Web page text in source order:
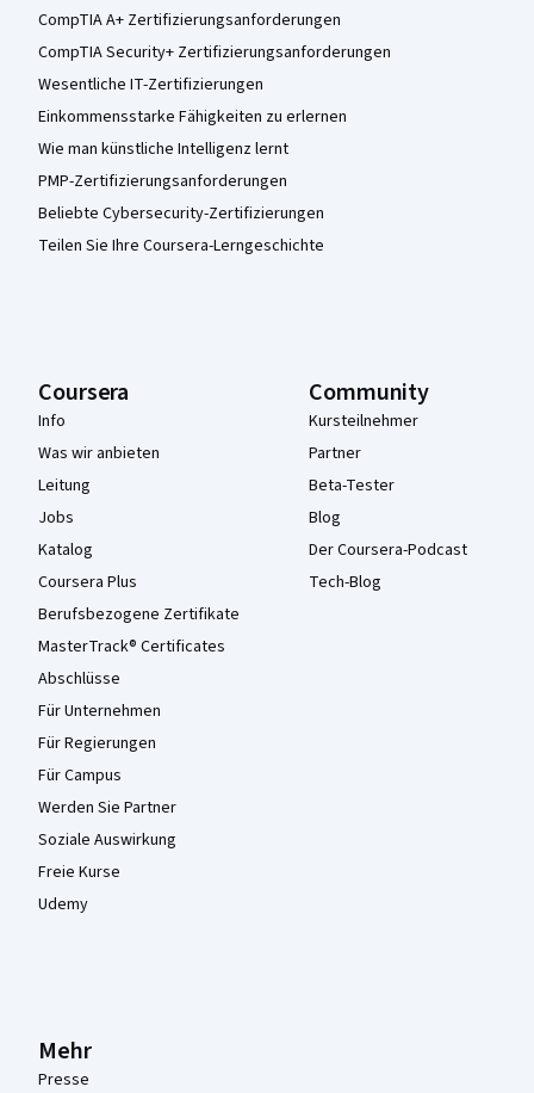
CompTIA A+ Zertifizierungsanforderungen
CompTIA Security+ Zertifizierungsanforderungen
Wesentliche IT-Zertifizierungen
Einkommensstarke Fähigkeiten zu erlernen
Wie man künstliche Intelligenz lernt
PMP-Zertifizierungsanforderungen
Beliebte Cybersecurity-Zertifizierungen
Teilen Sie Ihre Coursera-Lerngeschichte
Coursera
Info
Was wir anbieten
Leitung
Jobs
Katalog
Coursera Plus
Berufsbezogene Zertifikate
MasterTrack® Certificates
Abschlüsse
Für Unternehmen
Für Regierungen
Für Campus
Werden Sie Partner
Soziale Auswirkung
Freie Kurse
Udemy
Community
Kursteilnehmer
Partner
Beta-Tester
Blog
Der Coursera-Podcast
Tech-Blog
Mehr
Presse